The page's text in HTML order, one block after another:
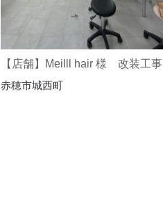
【店舗】Meilll hair 様 改装工事
赤穂市城西町